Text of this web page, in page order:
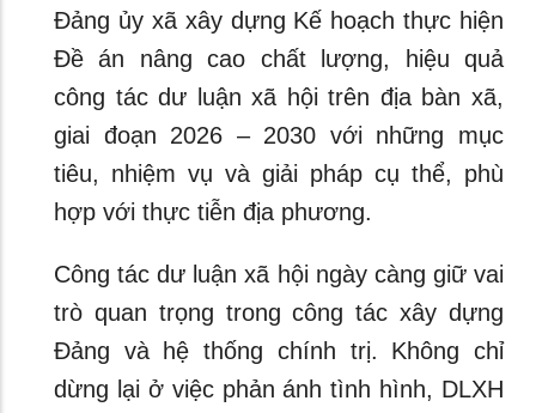
Đảng ủy xã xây dựng Kế hoạch thực hiện
Đề án nâng cao chất lượng, hiệu quả
công tác dư luận xã hội trên địa bàn xã,
giai đoạn 2026 – 2030 với những mục
tiêu, nhiệm vụ và giải pháp cụ thể, phù
hợp với thực tiễn địa phương.
Công tác dư luận xã hội ngày càng giữ vai
trò quan trọng trong công tác xây dựng
Đảng và hệ thống chính trị. Không chỉ
dừng lại ở việc phản ánh tình hình, DLXH